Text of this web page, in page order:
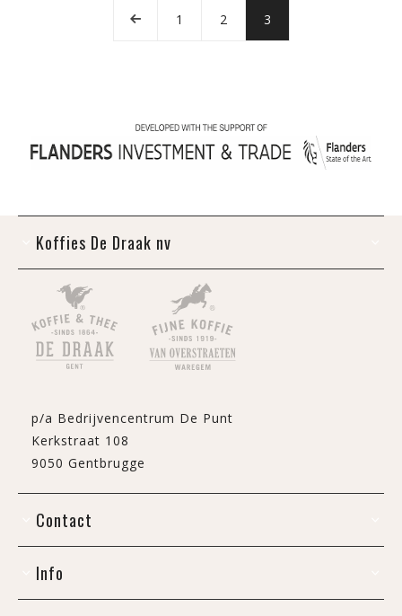
1 2 3
Koffies De Draak nv
p/a Bedrijvencentrum De Punt
Kerkstraat 108
9050 Gentbrugge
Contact
Info